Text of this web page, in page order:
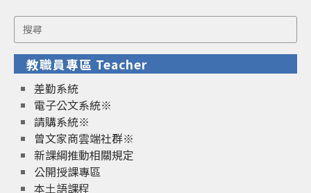
Search
for:
教職員專區 Teacher
差勤系統
電子公文系統※
請購系統※
曾文家商雲端社群※
新課綱推動相關規定
公開授課專區
本土語課程